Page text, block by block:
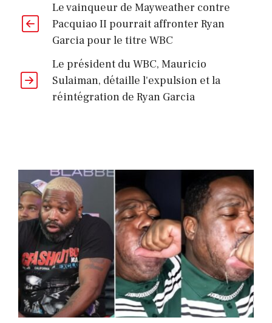
Le vainqueur de Mayweather contre
Pacquiao II pourrait affronter Ryan
Garcia pour le titre WBC
Le président du WBC, Mauricio
Sulaiman, détaille l'expulsion et la
réintégration de Ryan Garcia